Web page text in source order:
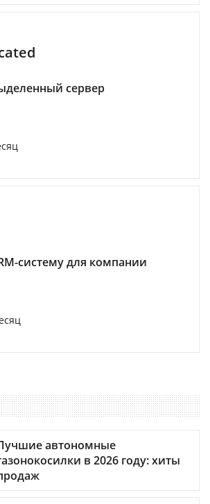
сервер
систему для компании
автономные
в 2026 году: хиты